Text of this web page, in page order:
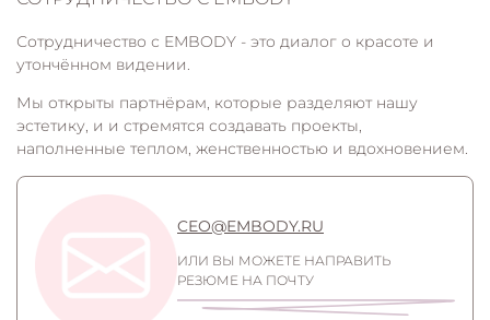
CEO@EMBODY.RU
ИЛИ ВЫ МОЖЕТЕ НАПРАВИТЬ
РЕЗЮМЕ НА ПОЧТУ
Сотрудничество с EMBODY - это диалог о красоте и
утончённом видении.
Мы открыты партнёрам, которые разделяют нашу
эстетику, и и стремятся создавать проекты,
наполненные теплом, женственностью и вдохновением.